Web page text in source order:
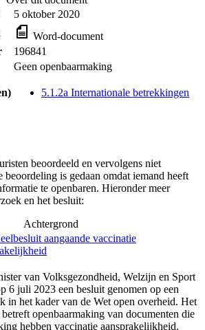
5 oktober 2020
Word-document
196841
Geen openbaarmaking
5.1.2a Internationale betrekkingen
beoordeeld en vervolgens niet
beoordeling is gedaan omdat iemand heeft
te openbaren. Hieronder meer
en het besluit:
Achtergrond
aangaande vaccinatie
van Volksgezondheid, Welzijn en Sport
6 juli 2023 een besluit genomen op een
in het kader van de Wet open overheid. Het
openbaarmaking van documenten die
hebben vaccinatie aansprakelijkheid.